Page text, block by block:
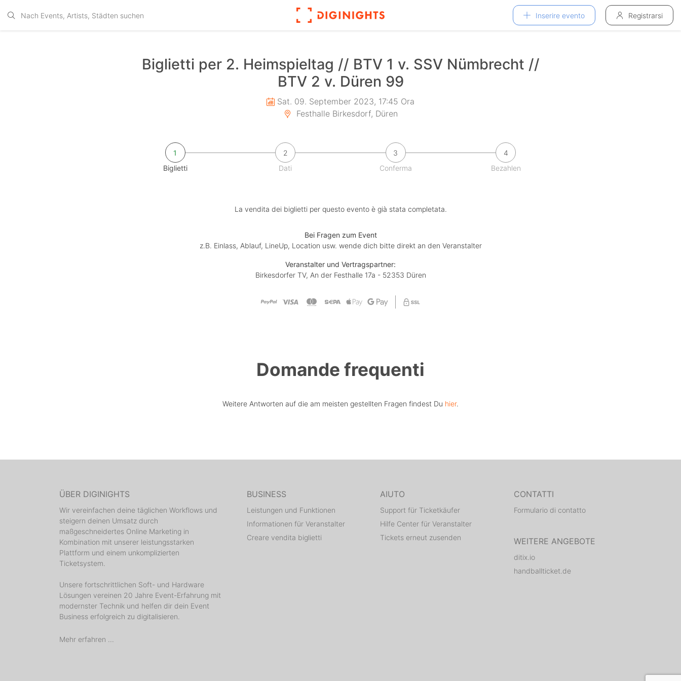
Inserire evento Registrarsi
Biglietti per 2. Heimspieltag // BTV 1 v. SSV Nümbrecht //
BTV 2 v. Düren 99
Sat. 09. September 2023, 17:45 Ora
Festhalle Birkesdorf, Düren
1
Biglietti
2
Dati
3
Conferma
4
Bezahlen
La vendita dei biglietti per questo evento è già stata completata.
Bei Fragen zum Event
z.B. Einlass, Ablauf, LineUp, Location usw. wende dich bitte direkt an den Veranstalter
Veranstalter und Vertragspartner:
Birkesdorfer TV, An der Festhalle 17a - 52353 Düren
Domande frequenti
Weitere Antworten auf die am meisten gestellten Fragen findest Du hier.
ÜBER DIGINIGHTS
Wir vereinfachen deine täglichen Workflows und
steigern deinen Umsatz durch
maßgeschneidertes Online Marketing in
Kombination mit unserer leistungsstarken
Plattform und einem unkomplizierten
Ticketsystem.
Unsere fortschrittlichen Soft- und Hardware
Lösungen vereinen 20 Jahre Event-Erfahrung mit
modernster Technik und helfen dir dein Event
Business erfolgreich zu digitalisieren.
Mehr erfahren ...
BUSINESS
Leistungen und Funktionen
Informationen für Veranstalter
Creare vendita biglietti
AIUTO
Support für Ticketkäufer
Hilfe Center für Veranstalter
Tickets erneut zusenden
CONTATTI
Formulario di contatto
WEITERE ANGEBOTE
ditix.io
handballticket.de